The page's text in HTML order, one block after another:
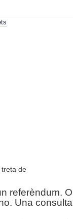
treta de
referèndum.
Una consulta